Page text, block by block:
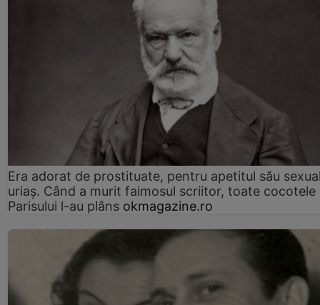
Era adorat de prostituate, pentru apetitul său
uriaș. Când a murit faimosul scriitor, toate cocotele
Parisului l-au plâns okmagazine.ro